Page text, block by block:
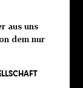
aus uns
dem nur